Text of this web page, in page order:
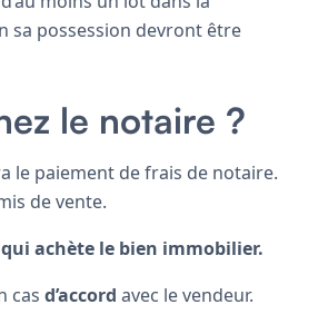
sa possession devront être
le notaire ?
le paiement de frais de notaire.
de vente.
achète le bien immobilier.
cas d’accord avec le vendeur.